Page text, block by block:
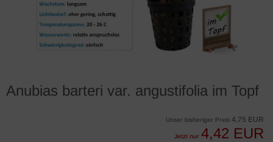
Anubias barteri var. angustifolia im Topf
Unser bisheriger Preis 4,75 EUR
Jetzt nur 4,42 EUR